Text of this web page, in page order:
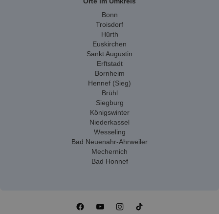
Bonn
Troisdorf
Hürth
Euskirchen
Sankt Augustin
Erftstadt
Bornheim
Hennef (Sieg)
Brühl
Siegburg
Königswinter
Niederkassel
Wesseling
Bad Neuenahr-Ahrweiler
Mechernich
Bad Honnef